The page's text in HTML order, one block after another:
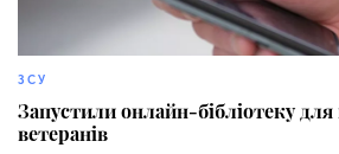
ЗСУ
Запустили онлайн-бібліотеку для
ветеранів